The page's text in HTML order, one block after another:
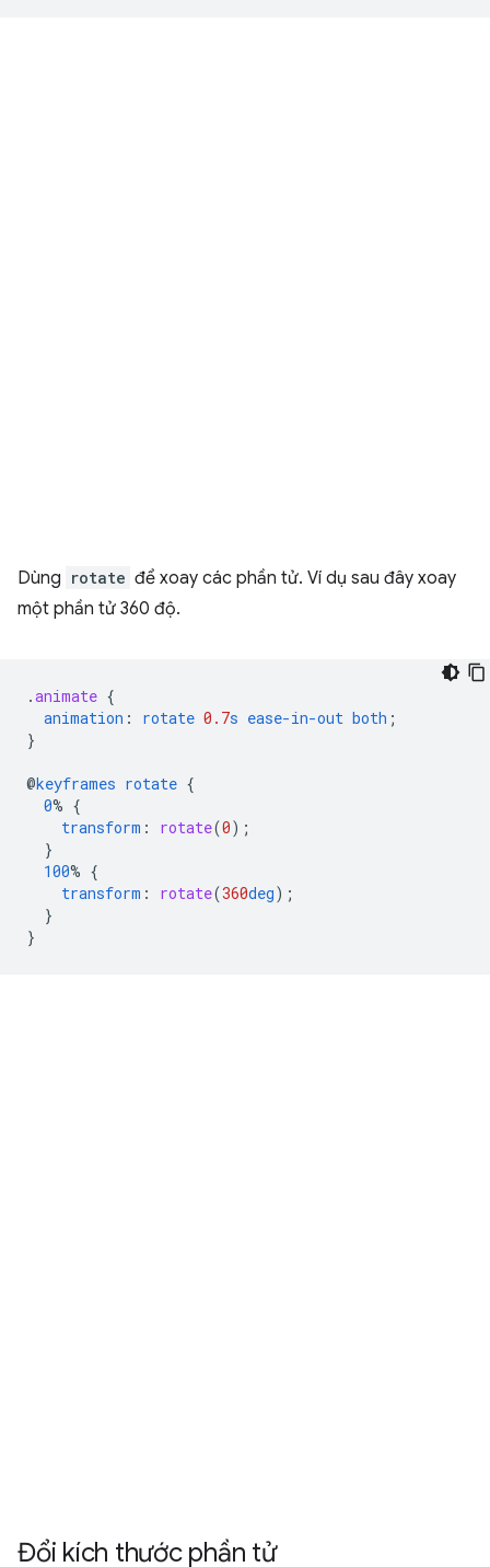
Dùng rotate để xoay các phần tử. Ví dụ sau đây xoay
một phần tử 360 độ.
.animate {
animation : rotate 0.7s ease-in-out both ;
}
@keyframes rotate {
0% {
transform : rotate(0);
}
100% {
transform : rotate(360deg);
}
}
Đổi kích thước phần tử